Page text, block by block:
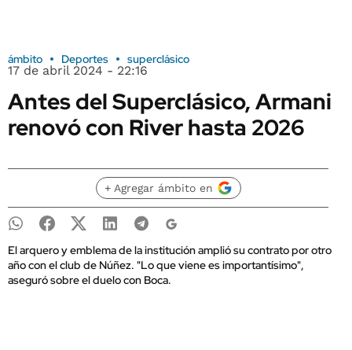
ámbito Deportes superclásico
17 de abril 2024 - 22:16
Antes del Superclásico, Armani
renovó con River hasta 2026
+ Agregar ámbito en
El arquero y emblema de la institución amplió su contrato por otro
año con el club de Núñez. "Lo que viene es importantísimo",
aseguró sobre el duelo con Boca.